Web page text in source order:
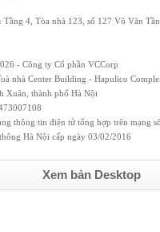
Tầng 4, Tòa nhà 123, số 127 Võ Văn
- Công ty Cổ phần VCCorp
nhà Center Building - Hapulico
Xuân, thành phố Hà Nội
thông tin điện tử tổng hợp trên mạng
Hà Nội cấp ngày 03/02/2016
Xem bản Desktop